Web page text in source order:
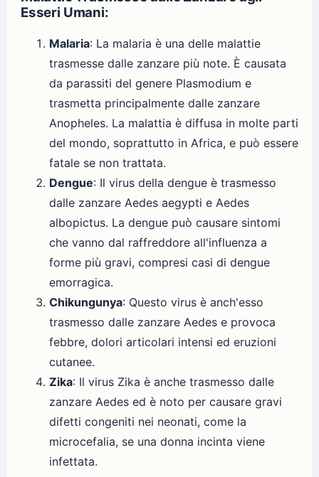
Esseri Umani:
Malaria: La malaria è una delle malattie
trasmesse dalle zanzare più note. È causata
da parassiti del genere Plasmodium e
trasmetta principalmente dalle zanzare
Anopheles. La malattia è diffusa in molte parti
del mondo, soprattutto in Africa, e può essere
fatale se non trattata.
Dengue: Il virus della dengue è trasmesso
dalle zanzare Aedes aegypti e Aedes
albopictus. La dengue può causare sintomi
che vanno dal raffreddore all'influenza a
forme più gravi, compresi casi di dengue
emorragica.
Chikungunya: Questo virus è anch'esso
trasmesso dalle zanzare Aedes e provoca
febbre, dolori articolari intensi ed eruzioni
cutanee.
Zika: Il virus Zika è anche trasmesso dalle
zanzare Aedes ed è noto per causare gravi
difetti congeniti nei neonati, come la
microcefalia, se una donna incinta viene
infettata.